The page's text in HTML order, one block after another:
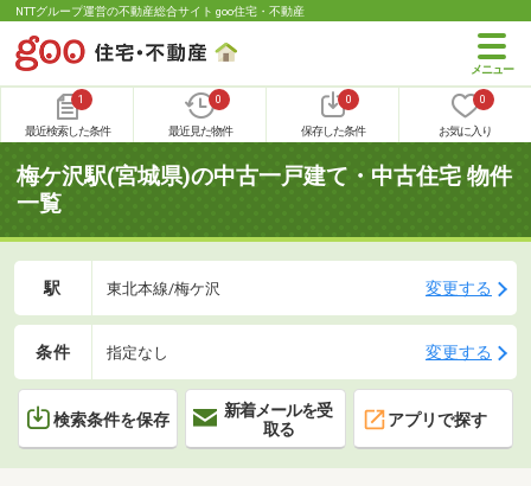
NTTグループ運営の不動産総合サイト goo住宅・不動産
1
最近検索した条件
0
最近見た物件
0
保存した条件
0
お気に入り
梅ケ沢駅(宮城県)の中古一戸建て・中古住宅 物件
一覧
駅 東北本線/梅ケ沢 変更する
条件 指定なし 変更する
検索条件を保存
新着メールを受
取る
アプリで探す